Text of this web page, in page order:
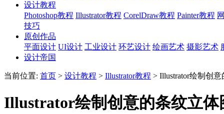
设计教程
Photoshop教程 Illustrator教程 CorelDraw教程 Painter教程
技巧
原创作品
平面设计 UI设计 工业设计 环艺设计 绘画艺术 摄影艺术
设计帝国
当前位置: 首页 > 设计教程 > Illustrator教程 > Illustrator绘制创
Illustrator绘制创意的条纹立体